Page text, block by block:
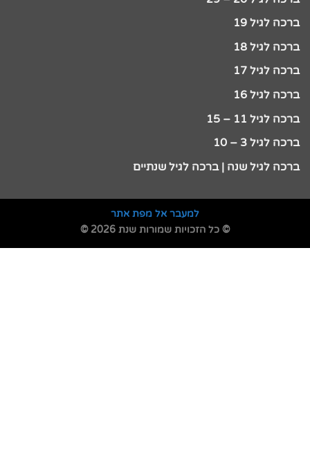
ברכה לגיל 19
ברכה לגיל 18
ברכה לגיל 17
ברכה לגיל 16
ברכה לגיל 11 – 15
ברכה לגיל 3 – 10
ברכה לגיל שנה | ברכה לגיל שנתיים
למעבר אל מפת אתר
© כל הזכויות שמורות שנת 2026 ©